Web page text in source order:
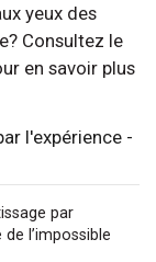
yeux des
Consultez le
en savoir plus
l'expérience -
par
de l’impossible